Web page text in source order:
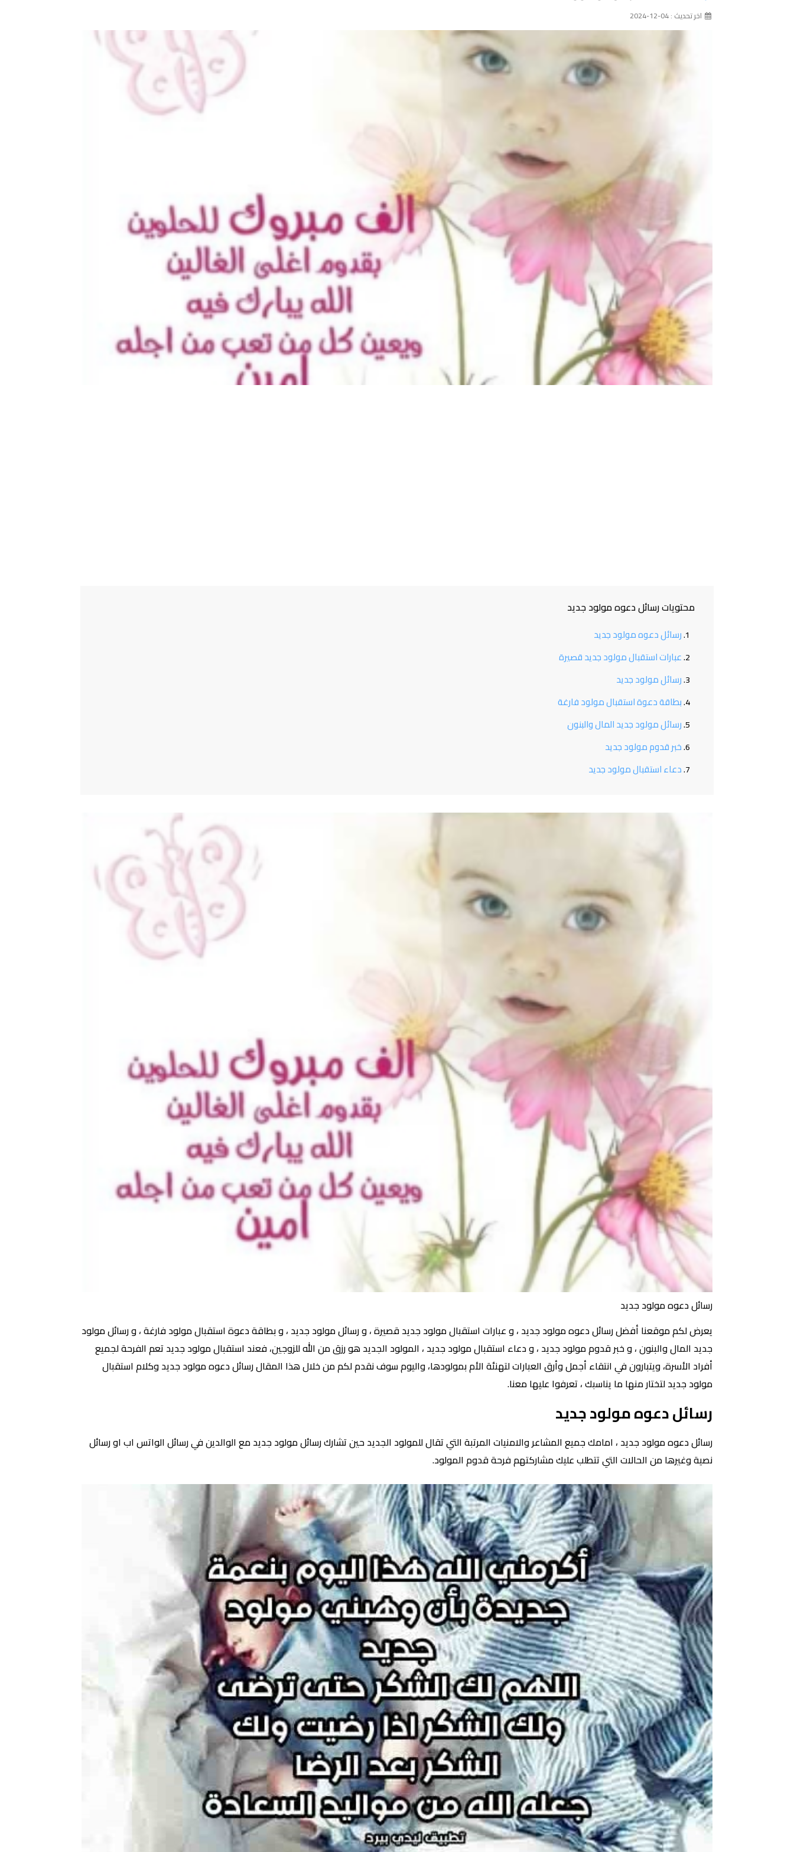
اخر تحديث : 04-12-2024
محتويات رسائل دعوه مولود جديد
رسائل دعوه مولود جديد
عبارات استقبال مولود جديد قصيرة
رسائل مولود جديد
بطاقة دعوة استقبال مولود فارغة
رسائل مولود جديد المال والبنون
خبر قدوم مولود جديد
دعاء استقبال مولود جديد
رسائل دعوه مولود جديد
يعرض لكم موقعنا أفضل رسائل دعوه مولود جديد ، و عبارات استقبال مولود جديد قصيرة ، و رسائل مولود جديد ، و بطاقة دعوة استقبال مولود فارغة ، و رسائل مولود
جديد المال والبنون ، و خبر قدوم مولود جديد ، و دعاء استقبال مولود جديد ، المولود الجديد هو رزق من الله للزوجين، فعند استقبال مولود جديد تعم الفرحة لجميع
أفراد الأسرة، ويتبارون في انتقاء أجمل وأرق العبارات لتهنئة الأم بمولودها، واليوم سوف نقدم لكم من خلال هذا المقال رسائل دعوه مولود جديد وكلام استقبال
مولود جديد لتختار منها ما يناسبك ، تعرفوا عليها معنا.
رسائل دعوه مولود جديد
رسائل دعوه مولود جديد ، امامك جميع المشاعر والامنيات المرتبة التي تقال للمولود الجديد حين تشارك رسائل مولود جديد مع الوالدين في رسائل الواتس اب او رسائل
نصية وغيرها من الحالات التي تتطلب عليك مشاركتهم فرحة قدوم المولود.